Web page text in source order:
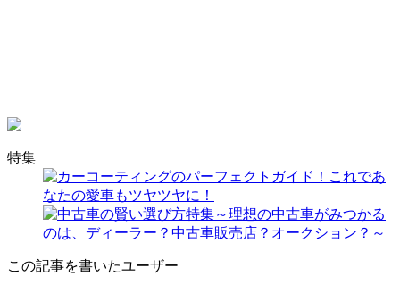
特集
この記事を書いたユーザー